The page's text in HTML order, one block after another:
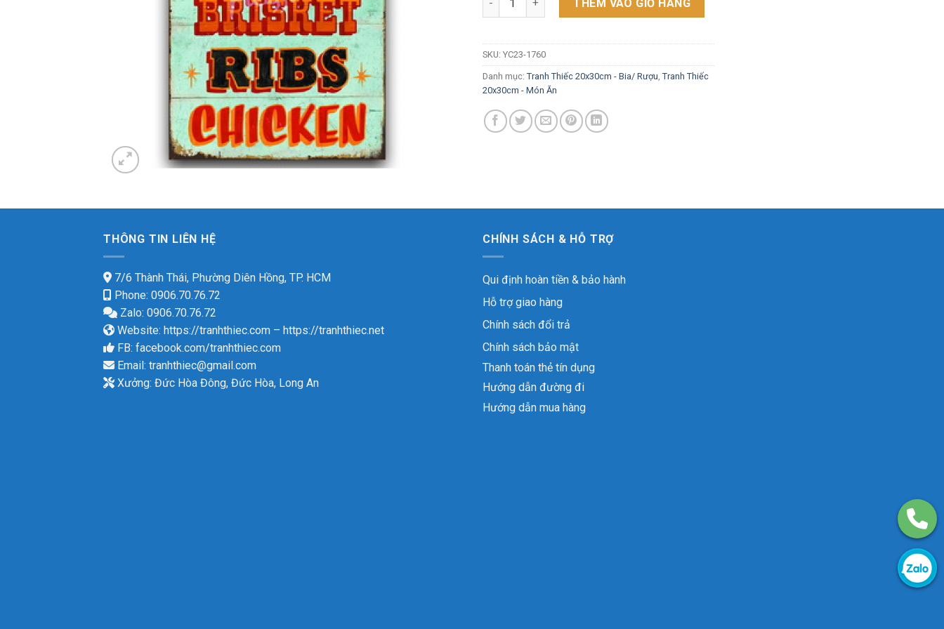
THÊM VÀO GIỎ HÀNG
SKU: YC23-1760
Danh mục: Tranh Thiếc 20x30cm - Bia/ Rượu Tranh Thiếc
20x30cm - Món Ăn
THÔNG TIN LIÊN HỆ
7/6 Thành Thái, Phường Diên Hồng, TP. HCM
Phone: 0906.70.76.72
Zalo: 0906.70.76.72
Website: https://tranhthiec.com – https://tranhthiec.net
FB: facebook.com/tranhthiec.com
Email: tranhthiec@gmail.com
Xưởng: Đức Hòa Đông, Đức Hòa, Long An
CHÍNH SÁCH & HỖ TRỢ
Qui định hoàn tiền & bảo hành
Hỗ trợ giao hàng
Chính sách đổi trả
Chính sách bảo mật
Thanh toán thẻ tín dụng
Hướng dẫn đường đi
Hướng dẫn mua hàng